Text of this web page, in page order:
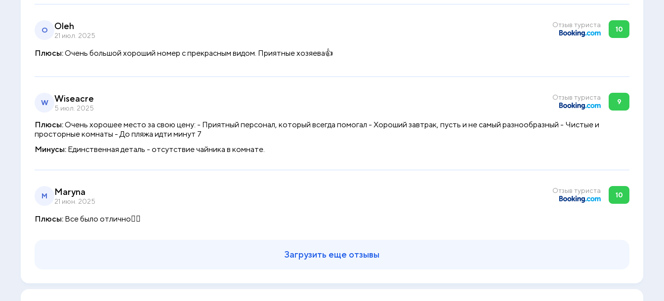
O Oleh
21 июл. 2025
Отзыв туриста
10
Плюсы:Очень большой хороший номер с прекрасным видом. Приятные хозяева👍
W Wiseacre
5 июл. 2025
Отзыв туриста
9
Плюсы:Очень хорошее место за свою цену: - Приятный персонал, который всегда помогал - Хороший завтрак, пусть и не самый разнообразный - Чистые и
просторные комнаты - До пляжа идти минут 7
Минусы: Единственная деталь - отсутствие чайника в комнате.
M Maryna
21 июн. 2025
Отзыв туриста
10
Плюсы: Все было отлично👌🏻
Загрузить еще отзывы